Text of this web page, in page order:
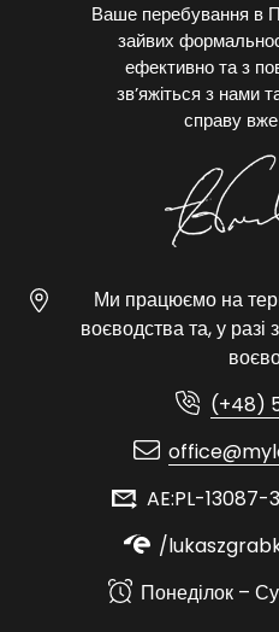
Ваше перебування в
зайвих
ефективно та з
зв’яжіться з нами
справу вже
Ми працюємо на
воєводства та, у разі
(+48)
AE:PL-13087-
/
Понеділок –